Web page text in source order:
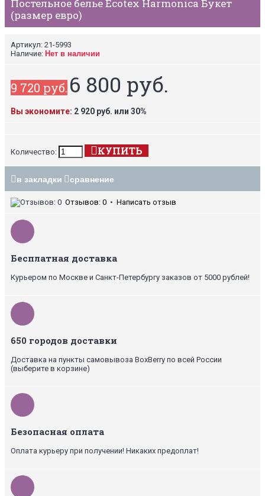
Постельное белье Ecotex Harmonica Букет
(размер евро)
Артикул: 21-5993
Наличие: Нет в наличии
9 720 руб. 6 800 руб.
Вы экономите: 2 920 руб. или 30%
Количество: КУПИТЬ
в закладки сравнение
Отзывов: 0 • Написать отзыв
Бесплатная доставка
Курьером по Москве и Санкт-Петербургу заказов от 5000 рублей!
650 городов доставки
Доставка на пункты самовывоза BoxBerry по всей России
(выберите в корзине)
Безопасная оплата
Оплата курьеру при получении! Никаких предоплат!